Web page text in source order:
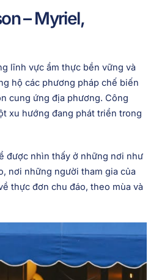
– Myriel,
lĩnh vực ẩm thực bền vững và
hộ các phương pháp chế biến
cung ứng địa phương. Công
xu hướng đang phát triển trong
được nhìn thấy ở những nơi như
nơi những người tham gia của
thực đơn chu đáo, theo mùa và